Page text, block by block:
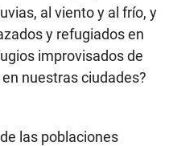
al viento y al frío, y
y refugiados en
improvisados de
nuestras ciudades?
las poblaciones